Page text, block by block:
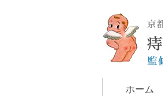
ホーム